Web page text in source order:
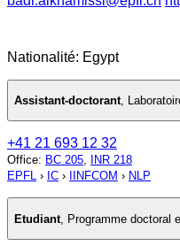
Nationalité: Egypt
Assistant-doctorant,
+41 21 693 12 32
Office: BC 205,
INR 218
EPFL › IC › IINFCOM › NLP
Etudiant Programme doctoral